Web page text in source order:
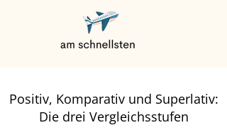
Positiv, Komparativ und Superlativ:
Die drei Vergleichsstufen